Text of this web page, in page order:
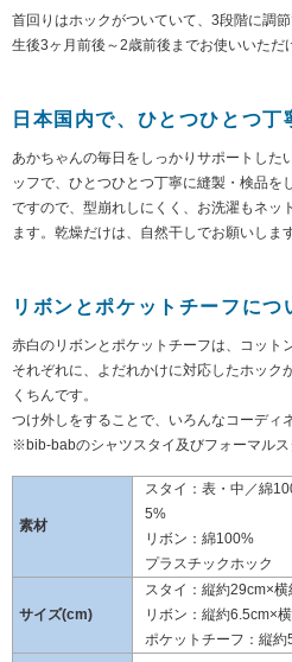
首回りはホックがついていて、3段階に調節
生後3ヶ月前後～2歳前後までお使いいただ
日本国内で、ひとつひとつ
あかちゃんの毎日をしっかりサポートした
ッフで、ひとつひとつ丁寧に縫製・検品を
ですので、型崩れしにくく、お洗濯もネッ
ます。乾燥だけは、自然干しでお願いしま
リボンとポケットチーフにつ
赤白のリボンとポケットチーフは、コット
それぞれに、よだれかけに対応したホック
くちんです。
つけ外しをすることで、いろんなコーディ
※bib-babのシャツスタイ及びフォーマルス
素材
スタイ：表・中／綿
5%
リボン：綿100%
プラスチックホック
サイズ(cm)
スタイ：縦約29cm×横
リボン：縦約6.5cm×
ポケットチーフ：縦約